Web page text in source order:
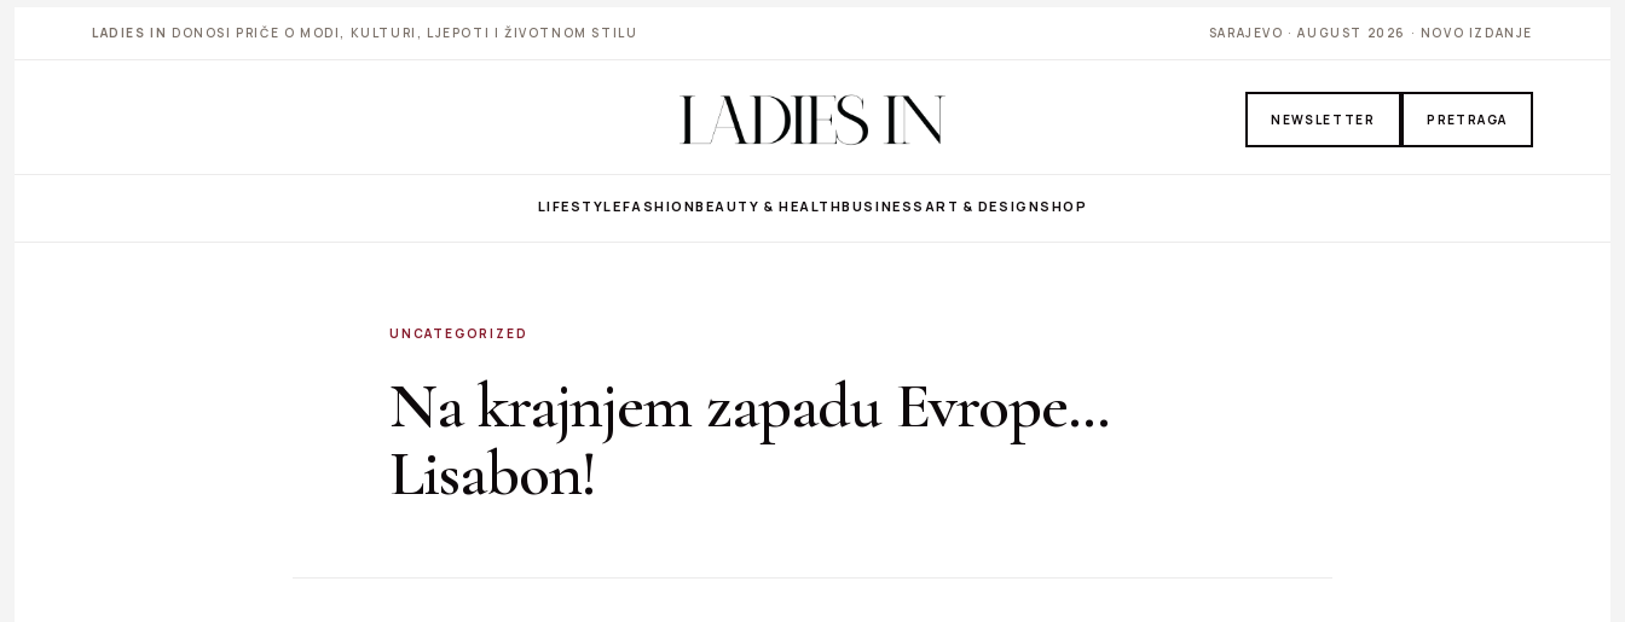
LADIES IN DONOSI PRIČE O MODI, KULTURI, LJEPOTI I ŽIVOTNOM STILU SARAJEVO · AUGUST 2026 · NOVO IZDANJE
NEWSLETTER PRETRAGA
LIFESTYLEFASHIONBEAUTY & HEALTHBUSINESS ART & DESIGNSHOP
UNCATEGORIZED
Na krajnjem zapadu Evrope…
Lisabon!